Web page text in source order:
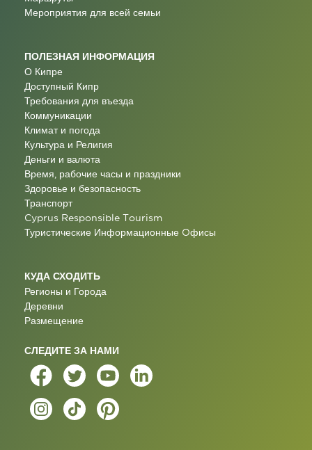
Мероприятия для всей семьи
ПОЛЕЗНАЯ ИНФОРМАЦИЯ
О Кипре
Доступный Кипр
Требования для въезда
Коммуникации
Климат и погода
Культура и Религия
Деньги и валюта
Время, рабочие часы и праздники
Здоровье и безопасность
Транспорт
Cyprus Responsible Tourism
Туристические Информационные Oфисы
КУДА СХОДИТЬ
Регионы и Города
Деревни
Размещение
СЛЕДИТЕ ЗА НАМИ